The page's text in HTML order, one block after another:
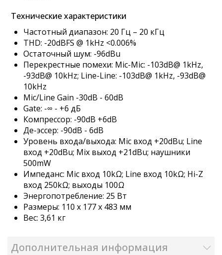
Технические характеристики
Частотный диапазон: 20 Гц – 20 кГц
THD: -20dBFS @ 1kHz <0.006%
Остаточный шум: -96dBu
Перекрестные помехи: Mic-Mic: -103dB@ 1kHz,
-93dB@ 10kHz; Line-Line: -103dB@ 1kHz, -93dB@
10kHz
Mic/Line Gain -30dB - 60dB
Gate: -∞ - +6 дБ
Компрессор: -90dB +6dB
Де-эссер: -90dB - 6dB
Уровень входа/выхода: Mic вход +20dBu; Line
вход +20dBu; Mix выход +21dBu; наушники
500mW
Импеданс: Mic вход 10kΩ; Line вход 10kΩ; Hi-Z
вход 250kΩ; выходы 100Ω
Энергопотребление: 25 Вт
Размеры: 110 х 177 х 483 мм
Вес: 3,61 кг
Дополнительная информация